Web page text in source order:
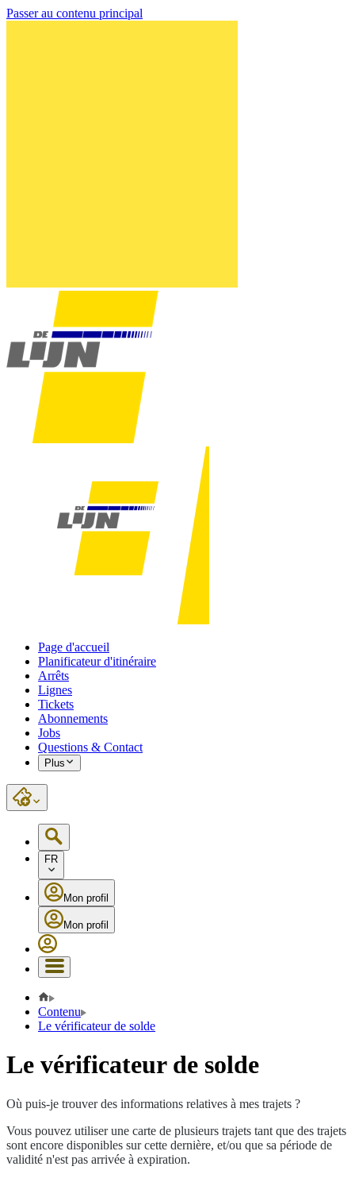
Passer au contenu principal
Page d'accueil
Planificateur d'itinéraire
Arrêts
Lignes
Tickets
Abonnements
Jobs
Questions & Contact
Plus
FR
Mon profil
Mon profil
Contenu
Le vérificateur de solde
Le vérificateur de solde
Où puis-je trouver des informations relatives à mes trajets ?
Vous pouvez utiliser une carte de plusieurs trajets tant que des trajets
sont encore disponibles sur cette dernière, et/ou que sa période de
validité n'est pas arrivée à expiration.